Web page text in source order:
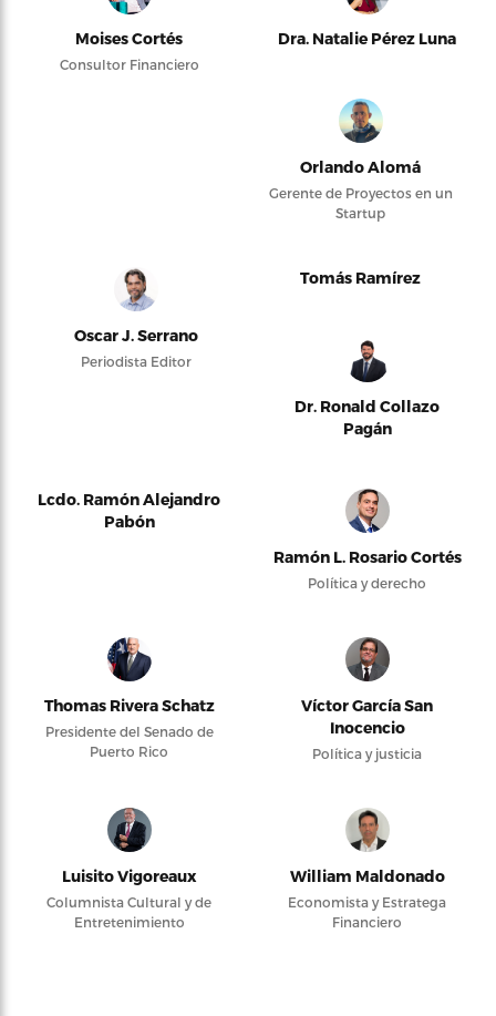
Moises Cortés
Consultor Financiero
Dra. Natalie Pérez Luna
Orlando Alomá
Gerente de Proyectos en un
Startup
Oscar J. Serrano
Periodista Editor
Tomás Ramírez
Dr. Ronald Collazo
Pagán
Lcdo. Ramón Alejandro
Pabón
Ramón L. Rosario Cortés
Política y derecho
Thomas Rivera Schatz
Presidente del Senado de
Puerto Rico
Víctor García San
Inocencio
Política y justicia
Luisito Vigoreaux
Columnista Cultural y de
Entretenimiento
William Maldonado
Economista y Estratega
Financiero